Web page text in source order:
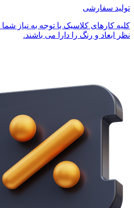
تولید سفارشی
کلیه کارهای کلاسیک با توجه به نیاز
نظر ابعاد و رنگ را دارا می باشند.